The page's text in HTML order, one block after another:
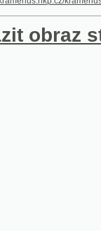
obraz